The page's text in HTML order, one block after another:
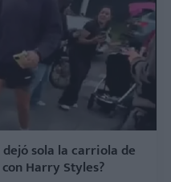
sola la carriola de
Harry Styles?